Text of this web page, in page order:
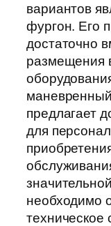
вариантов
фургон. Его
достаточно
размещения
маневренный
предлагает
для
необходимо
техническое